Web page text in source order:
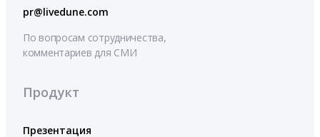
pr@livedune.com
По вопросам сотрудничества,
комментариев для СМИ
Продукт
Презентация